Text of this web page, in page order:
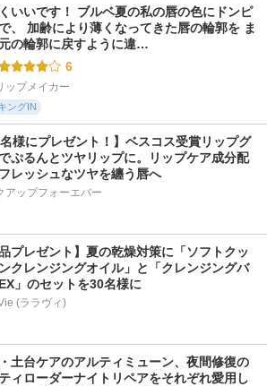
いいです！ ブルベ夏の私の唇の色にドンピ
、 加齢により薄くなってきた唇の輪郭を ま
の輪郭に戻すように違…
6
ップメイカー
ングIN
名様にプレゼント！】ベスコス受賞リップグ
ぷるんとツヤリップに。リップケア成分配
レッシュなツヤを纏う唇へ
アップフォーエバー
品プレゼント】夏の乾燥対策に「ソフトクッ
クレンジングオイル」と「クレンジングバ
」のセットを30名様に
(ララヴィ)
土台ケアのアルティミューン、夜間修復の
ィローダーナイトリペアをそれぞれ愛用し